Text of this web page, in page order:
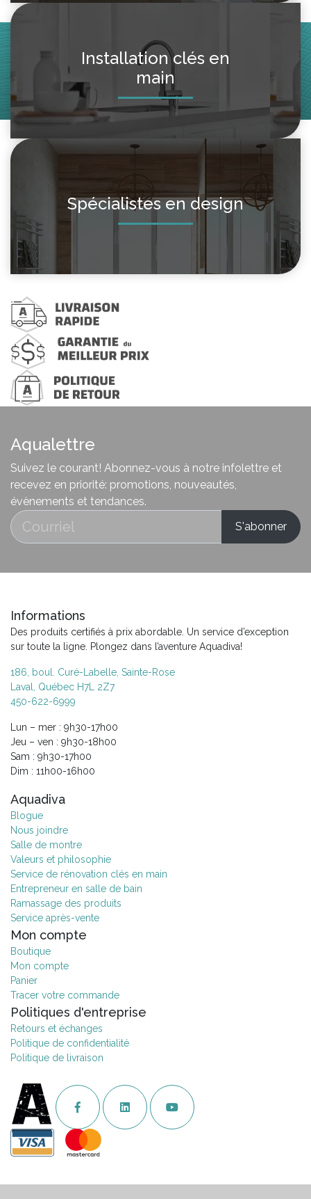
Installation clés en
main
Spécialistes en design
Aqualettre
Suivez le courant! Abonnez-vous à notre infolettre et
recevez en priorité: promotions, nouveautés,
évènements et tendances.
Informations
Des produits certifiés à prix abordable. Un service d’exception
sur toute la ligne. Plongez dans l’aventure Aquadiva!
186, boul. Curé-Labelle, Sainte-Rose
Laval, Québec H7L 2Z7
450-622-6999
Lun – mer : 9h30-17h00
Jeu – ven : 9h30-18h00
Sam : 9h30-17h00
Dim : 11h00-16h00
Aquadiva
Blogue
Nous joindre
Salle de montre
Valeurs et philosophie
Service de rénovation clés en main
Entrepreneur en salle de bain
Ramassage des produits
Service après-vente
Mon compte
Boutique
Mon compte
Panier
Tracer votre commande
Politiques d'entreprise
Retours et échanges
Politique de confidentialité
Politique de livraison